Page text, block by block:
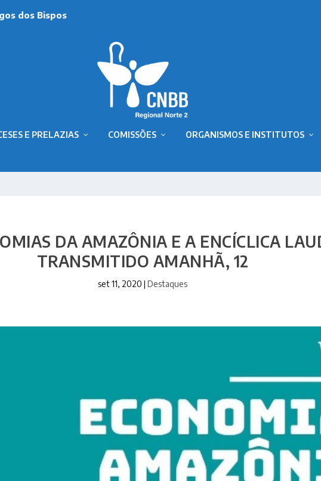
dos Bispos
E PRELAZIAS COMISSÕES ORGANISMOS E INSTITUTOS
DA AMAZÔNIA E A ENCÍCLICA
TRANSMITIDO AMANHÃ, 12
set 11, 2020 | Destaques